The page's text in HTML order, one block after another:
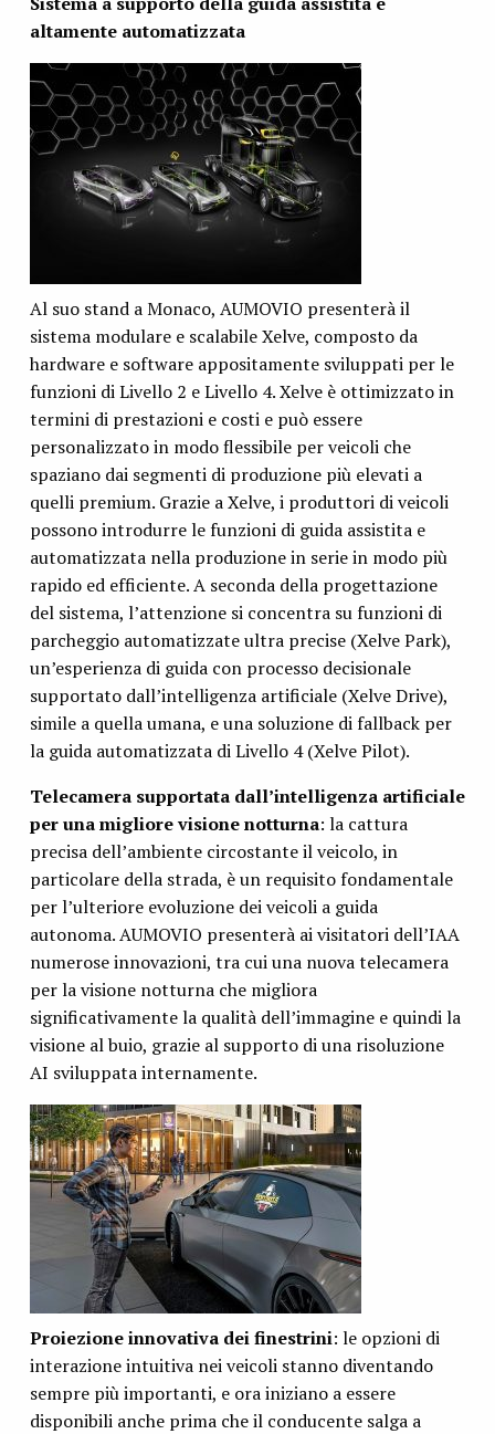
altamente automatizzata
Al suo stand a Monaco, AUMOVIO presenterà il
sistema modulare e scalabile Xelve, composto da
hardware e software appositamente sviluppati per le
funzioni di Livello 2 e Livello 4. Xelve è ottimizzato in
termini di prestazioni e costi e può essere
personalizzato in modo flessibile per veicoli che
spaziano dai segmenti di produzione più elevati a
quelli premium. Grazie a Xelve, i produttori di veicoli
possono introdurre le funzioni di guida assistita e
automatizzata nella produzione in serie in modo più
rapido ed efficiente. A seconda della progettazione
del sistema, l’attenzione si concentra su funzioni di
parcheggio automatizzate ultra precise (Xelve Park),
un’esperienza di guida con processo decisionale
supportato dall’intelligenza artificiale (Xelve Drive),
simile a quella umana, e una soluzione di fallback per
la guida automatizzata di Livello 4 (Xelve Pilot).
Telecamera supportata dall’intelligenza artificiale
per una migliore visione notturna: la cattura
precisa dell’ambiente circostante il veicolo, in
particolare della strada, è un requisito fondamentale
per l’ulteriore evoluzione dei veicoli a guida
autonoma. AUMOVIO presenterà ai visitatori dell’IAA
numerose innovazioni, tra cui una nuova telecamera
per la visione notturna che migliora
significativamente la qualità dell’immagine e quindi la
visione al buio, grazie al supporto di una risoluzione
AI sviluppata internamente.
Proiezione innovativa dei finestrini: le opzioni di
interazione intuitiva nei veicoli stanno diventando
sempre più importanti, e ora iniziano a essere
disponibili anche prima che il conducente salga a